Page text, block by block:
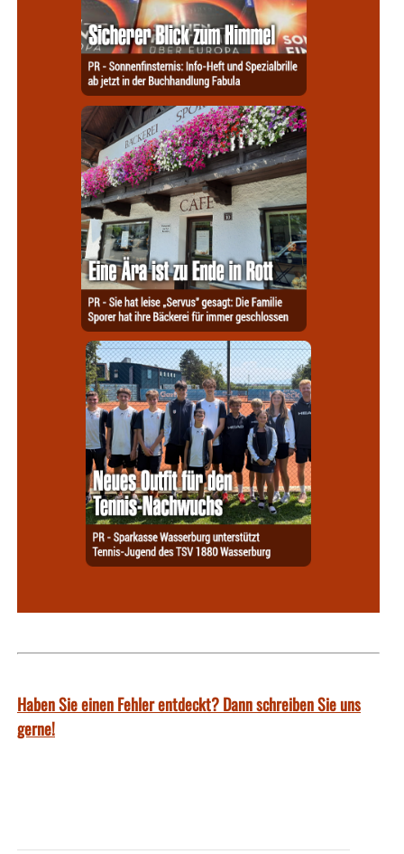
Haben Sie einen Fehler entdeckt? Dann schreiben Sie uns
gerne!